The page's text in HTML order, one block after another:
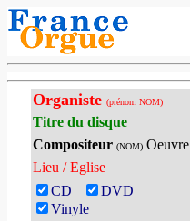
Organiste (prénom NOM)
Titre du disque
Compositeur (NOM)Oeuvre
Lieu / Eglise
CD
DVD
Vinyle